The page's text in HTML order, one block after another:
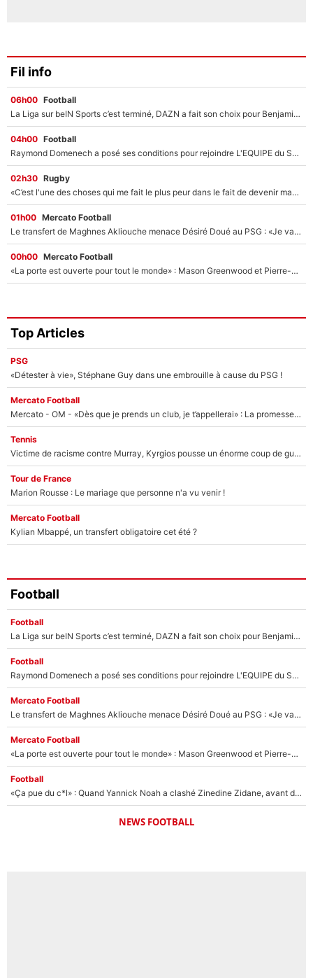
Fil info
06h00 Football
La Liga sur beIN Sports c’est terminé, DAZN a fait son choix pour Benjamin Da Silva et Omar Da Fonseca !
04h00 Football
Raymond Domenech a posé ses conditions pour rejoindre L'EQUIPE du Soir : Il refuse de faire l'émission avec un autre chroniqueur !
02h30 Rugby
«C’est l'une des choses qui me fait le plus peur dans le fait de devenir maman» : En couple avec Antoine Dupont, Iris Mittenaere s'inquiète déjà pour ses futurs enfants !
01h00 Mercato Football
Le transfert de Maghnes Akliouche menace Désiré Doué au PSG : «Je valide à 200%»
00h00 Mercato Football
«La porte est ouverte pour tout le monde» : Mason Greenwood et Pierre-Emerick Aubameyang ont quitté l'OM, Amine Gouiri balance sur la suite du mercato et sur la réaction du vestiaire !
Top Articles
PSG
«Détester à vie», Stéphane Guy dans une embrouille à cause du PSG !
Mercato Football
Mercato - OM - «Dès que je prends un club, je t’appellerai» : La promesse de Marcelino au moment de claquer la porte
Tennis
Victime de racisme contre Murray, Kyrgios pousse un énorme coup de gueule !
Tour de France
Marion Rousse : Le mariage que personne n'a vu venir !
Mercato Football
Kylian Mbappé, un transfert obligatoire cet été ?
Football
Football
La Liga sur beIN Sports c’est terminé, DAZN a fait son choix pour Benjamin Da Silva et Omar Da Fonseca !
Football
Raymond Domenech a posé ses conditions pour rejoindre L'EQUIPE du Soir : Il refuse de faire l'émission avec un autre chroniqueur !
Mercato Football
Le transfert de Maghnes Akliouche menace Désiré Doué au PSG : «Je valide à 200%»
Mercato Football
«La porte est ouverte pour tout le monde» : Mason Greenwood et Pierre-Emerick Aubameyang ont quitté l'OM, Amine Gouiri balance sur la suite du mercato et sur la réaction du vestiaire !
Football
«Ça pue du c*l» : Quand Yannick Noah a clashé Zinedine Zidane, avant de se faire recadrer par le nouveau sélectionneur de l'équipe de France !
NEWS FOOTBALL